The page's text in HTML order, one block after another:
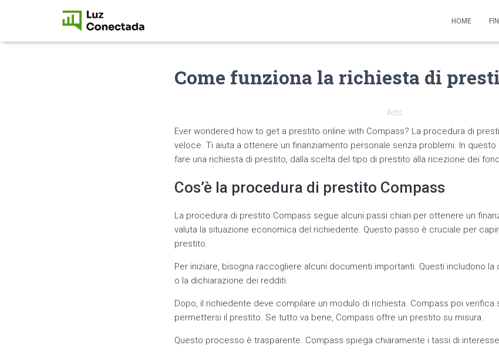
HOME
Come funziona la richiesta di
Ads
Ever wondered how to get a prestito online with Compass? La procedura di
veloce. Ti aiuta a ottenere un finanziamento personale senza problemi. In
fare una richiesta di prestito, dalla scelta del tipo di prestito alla ricezione dei
Cos’è la procedura di prestito Compass
La procedura di prestito Compass segue alcuni passi chiari per ottenere un
valuta la situazione economica del richiedente. Questo passo è cruciale per
prestito.
Per iniziare, bisogna raccogliere alcuni documenti importanti. Questi includono la
o la dichiarazione dei redditi.
Dopo, il richiedente deve compilare un modulo di richiesta. Compass poi verifica
permettersi il prestito. Se tutto va bene, Compass offre un prestito su misura.
Questo processo è trasparente. Compass spiega chiaramente i tassi di